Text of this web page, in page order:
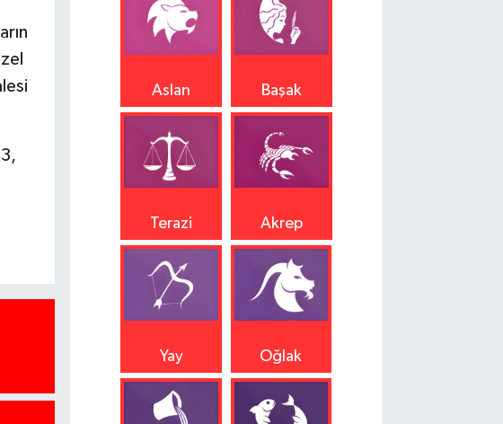
Aslan Başak
Terazi Akrep
Yay Oğlak